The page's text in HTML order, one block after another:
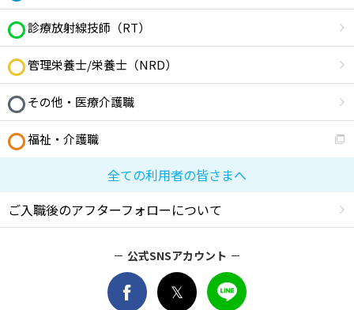
診療放射線技師（RT）
管理栄養士/栄養士（NRD）
その他・医療介護職
福祉・介護職
全ての利用者の皆さまへ
ご入職後のアフターフォローについて
公式SNSアカウント